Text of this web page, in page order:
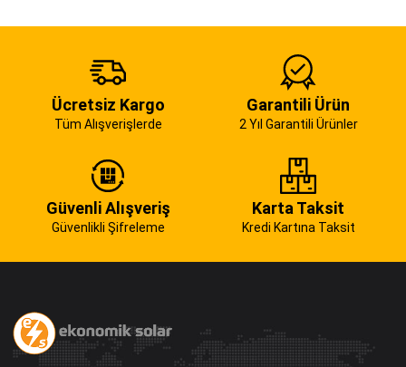
Ücretsiz Kargo
Tüm Alışverişlerde
Garantili Ürün
2 Yıl Garantili Ürünler
Güvenli Alışveriş
Güvenlikli Şifreleme
Karta Taksit
Kredi Kartına Taksit